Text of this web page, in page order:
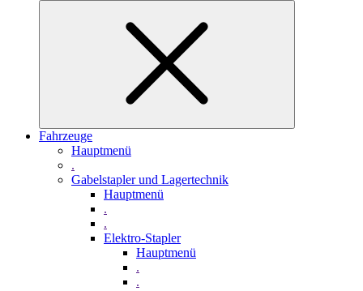
Fahrzeuge
Hauptmenü
.
Gabelstapler und Lagertechnik
Hauptmenü
.
.
Elektro-Stapler
Hauptmenü
.
.